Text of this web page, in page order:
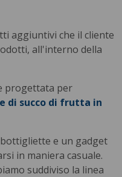
aggiuntivi che il cliente
all'interno della
progettata per
di succo di frutta in
e un gadget
in maniera casuale.
suddiviso la linea